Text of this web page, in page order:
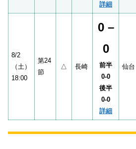
詳細
8/2
（土）
18:00
第24
節
△ 長崎
0 –
0
前半
0-0
後半
0-0
詳細
仙台